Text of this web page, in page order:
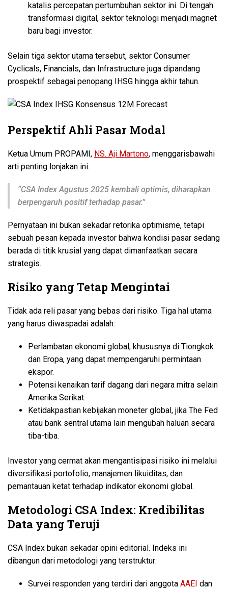
katalis percepatan pertumbuhan sektor ini. Di tengah
transformasi digital, sektor teknologi menjadi magnet
baru bagi investor.
Selain tiga sektor utama tersebut, sektor Consumer
Cyclicals, Financials, dan Infrastructure juga dipandang
prospektif sebagai penopang IHSG hingga akhir tahun.
Perspektif Ahli Pasar Modal
Ketua Umum PROPAMI, NS. Aji Martono, menggarisbawahi
arti penting lonjakan ini:
“CSA Index Agustus 2025 kembali optimis, diharapkan
berpengaruh positif terhadap pasar.”
Pernyataan ini bukan sekadar retorika optimisme, tetapi
sebuah pesan kepada investor bahwa kondisi pasar sedang
berada di titik krusial yang dapat dimanfaatkan secara
strategis.
Risiko yang Tetap Mengintai
Tidak ada reli pasar yang bebas dari risiko. Tiga hal utama
yang harus diwaspadai adalah:
Perlambatan ekonomi global, khususnya di Tiongkok
dan Eropa, yang dapat mempengaruhi permintaan
ekspor.
Potensi kenaikan tarif dagang dari negara mitra selain
Amerika Serikat.
Ketidakpastian kebijakan moneter global, jika The Fed
atau bank sentral utama lain mengubah haluan secara
tiba-tiba.
Investor yang cermat akan mengantisipasi risiko ini melalui
diversifikasi portofolio, manajemen likuiditas, dan
pemantauan ketat terhadap indikator ekonomi global.
Metodologi CSA Index: Kredibilitas
Data yang Teruji
CSA Index bukan sekadar opini editorial. Indeks ini
dibangun dari metodologi yang terstruktur:
Survei responden yang terdiri dari anggota AAEI dan